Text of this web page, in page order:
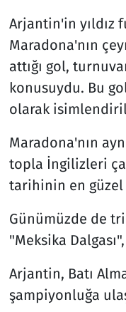
Arjantin'in yıldız
Maradona'nın
attığı gol,
konusuydu. Bu
olarak
Maradona'nın
topla İngilizleri
tarihinin en güzel
Günümüzde de
"Meksika
Arjantin, Batı
şampiyonluğa